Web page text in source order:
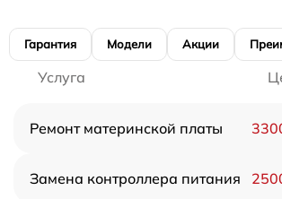
Гарантия Модели Акции
Услуга
Ремонт материнской платы
Замена контроллера питания